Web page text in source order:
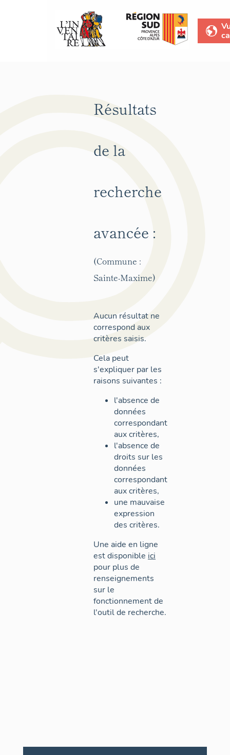
Résultats
de la
recherche
avancée :
(Commune :
Sainte-Maxime)
Aucun résultat ne
correspond aux
critères saisis.
Cela peut
s'expliquer par les
raisons suivantes :
l'absence de
données
correspondant
aux critères,
l'absence de
droits sur les
données
correspondant
aux critères,
une mauvaise
expression
des critères.
Une aide en ligne
est disponible ici
pour plus de
renseignements
sur le
fonctionnement de
l'outil de recherche.